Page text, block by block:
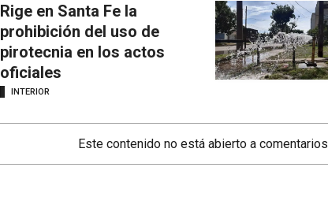
Rige en Santa Fe la
prohibición del uso de
pirotecnia en los actos
oficiales
INTERIOR
Este contenido no está abierto a comentarios